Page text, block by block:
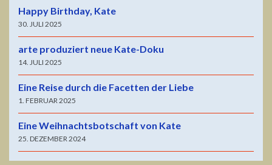
Happy Birthday, Kate
30. JULI 2025
arte produziert neue Kate-Doku
14. JULI 2025
Eine Reise durch die Facetten der Liebe
1. FEBRUAR 2025
Eine Weihnachtsbotschaft von Kate
25. DEZEMBER 2024